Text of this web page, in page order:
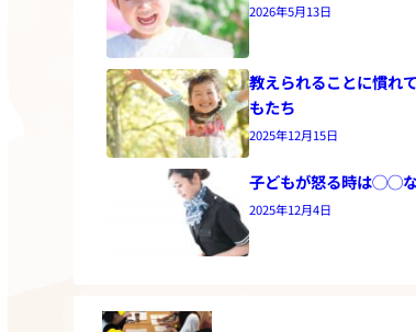
2026年5月13日
教えられることに慣れ
もたち
2025年12月15日
子どもが怒る時は◯◯
2025年12月4日